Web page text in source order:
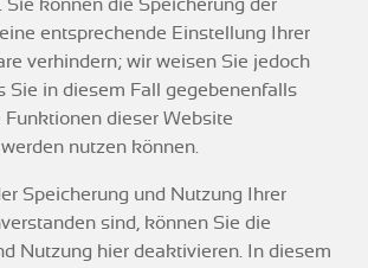
Sie können die Speicherung der
entsprechende Einstellung Ihrer
verhindern; wir weisen Sie jedoch
Sie in diesem Fall gegebenenfalls
dieser Website
nutzen können.
Speicherung und Nutzung Ihrer
sind, können Sie die
Nutzung hier deaktivieren. In diesem